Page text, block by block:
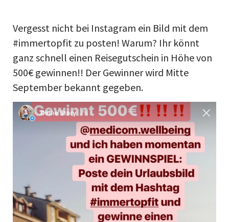
Vergesst nicht bei Instagram ein Bild mit dem
#immertopfit zu posten! Warum? Ihr könnt
ganz schnell einen Reisegutschein in Höhe von
500€ gewinnen!! Der Gewinner wird Mitte
September bekannt gegeben.